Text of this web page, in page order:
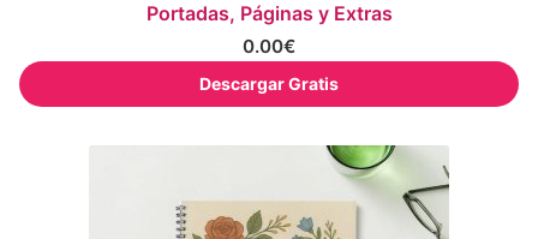
Portadas, Páginas y Extras
0.00€
Descargar Gratis